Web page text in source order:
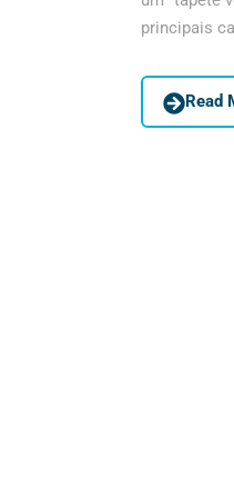
principais
Read